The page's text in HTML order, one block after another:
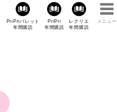
PriPriパレット
年間購読
PriPri
年間購読
レクリエ
年間購読
メニュー